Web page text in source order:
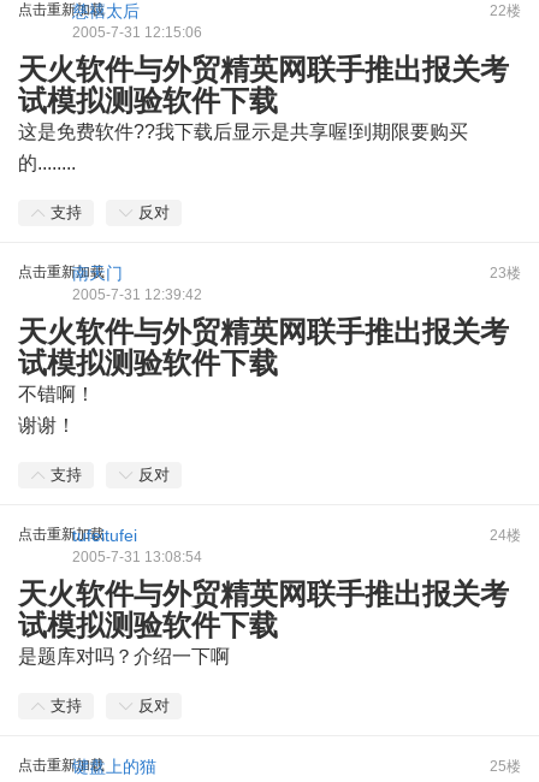
点击重新加载 22楼
慈禧太后
2005-7-31 12:15:06
天火软件与外贸精英网联手推出报关考
试模拟测验软件下载
这是免费软件??我下载后显示是共享喔!到期限要购买
的........
支持 反对
点击重新加载 23楼
南天门
2005-7-31 12:39:42
天火软件与外贸精英网联手推出报关考
试模拟测验软件下载
不错啊！
谢谢！
支持 反对
点击重新加载 24楼
tufeitufei
2005-7-31 13:08:54
天火软件与外贸精英网联手推出报关考
试模拟测验软件下载
是题库对吗？介绍一下啊
支持 反对
点击重新加载 25楼
键盘上的猫